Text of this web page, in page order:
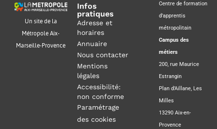
Un site de la
Métropole Aix-
Marseille-Provence
Infos
pratiques
Adresse et
horaires
Annuaire
Nous contacter
Mentions
légales
Accessibilité:
non conforme
Paramétrage
des cookies
Centre de formation
d’apprentis
métropolitain
Campus des
métiers
200, rue Maurice
Estrangin
Plan d’Aillane, Les
Milles
13290 Aix-en-
Provence